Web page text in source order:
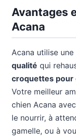
Avantages
Acana
Acana utilise
qualité qui
croquettes pour
Votre meilleur
chien Acana
le nourrir, à
gamelle, ou à